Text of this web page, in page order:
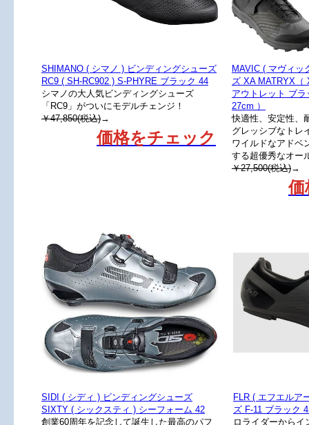
SHIMANO ( シマノ ) ビンディングシューズ
RC9 ( SH-RC902 ) S-PHYRE ブラック 44
シマノの大人気ビンディングシューズ
「RC9」がついにモデルチェンジ！
￥47,850(税込)→
価格をチェック
MAVIC ( マヴィッ
ズ XA MATRYX（
アウトレット ブ
27cm ）
快適性、安定性、
グレッシブなトレ
ワイルドなアドベ
する超優秀なオー
￥27,500(税込)→
価
SIDI ( シディ ) ビンディングシューズ
SIXTY ( シックスティ ) シーフォーム 42
創業60周年を記念して誕生した最高のパフ
FLR ( エフエルア
ズ F-11 ブラック
ロライダーからイ